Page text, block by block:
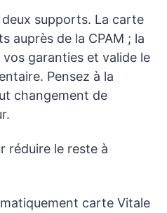
supports. La carte
auprès de la CPAM ; la
garanties et valide le
Pensez à la
changement de
réduire le reste à
carte Vitale